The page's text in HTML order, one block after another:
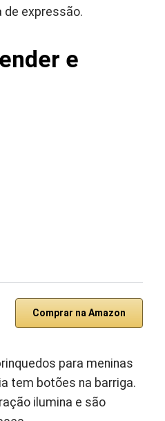
de expressão.
e
Comprar na Amazon
para meninas
tem botões na barriga.
ilumina e são